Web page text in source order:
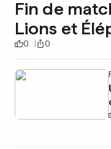
Fin de
Lions et
0 0